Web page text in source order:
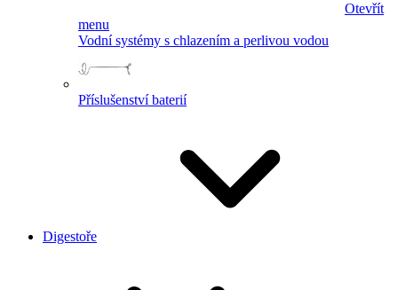
Otevřít
menu
Vodní systémy s chlazením a perlivou vodou
Příslušenství baterií
Digestoře